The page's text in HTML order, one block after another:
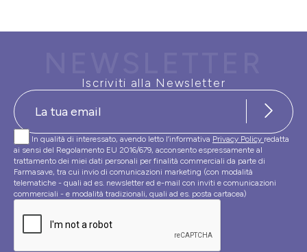
Iscriviti alla Newsletter
In qualità di interessato, avendo letto l’informativa Privacy Policy redatta
ai sensi del Regolamento EU 2016/679, acconsento espressamente al
trattamento dei miei dati personali per finalità commerciali da parte di
Farmasave, tra cui invio di comunicazioni marketing (con modalità
telematiche - quali ad es. newsletter ed e-mail con inviti e comunicazioni
commerciali - e modalità tradizionali, quali ad es. posta cartacea)